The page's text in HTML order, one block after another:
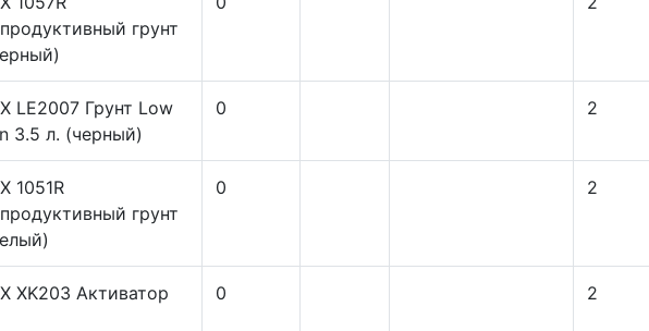
грунт
LE2007 Грунт Low
3.5 л. (черный)
0 2
1051R
грунт
0 2
XK203 Активатор
0 2